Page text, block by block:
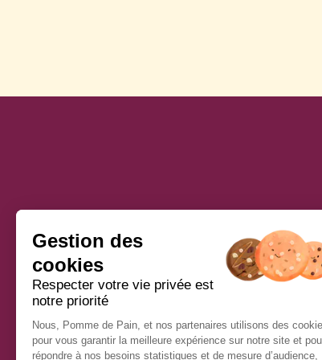
Pomme De Pain
Simplicité, générosité, gourmandise et plaisir : voilà
les ingrédients qui nous inspirent !
Chez Pomme de Pain, depuis plus de 40 ans, nous